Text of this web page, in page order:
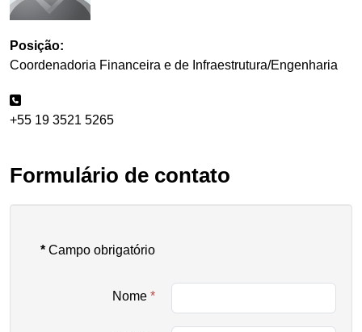
Posição:
Coordenadoria Financeira e de Infraestrutura/Engenharia
+55 19 3521 5265
Formulário de contato
* Campo obrigatório
Nome *